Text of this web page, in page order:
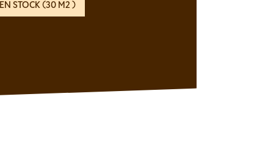
EN STOCK (30 M2 )